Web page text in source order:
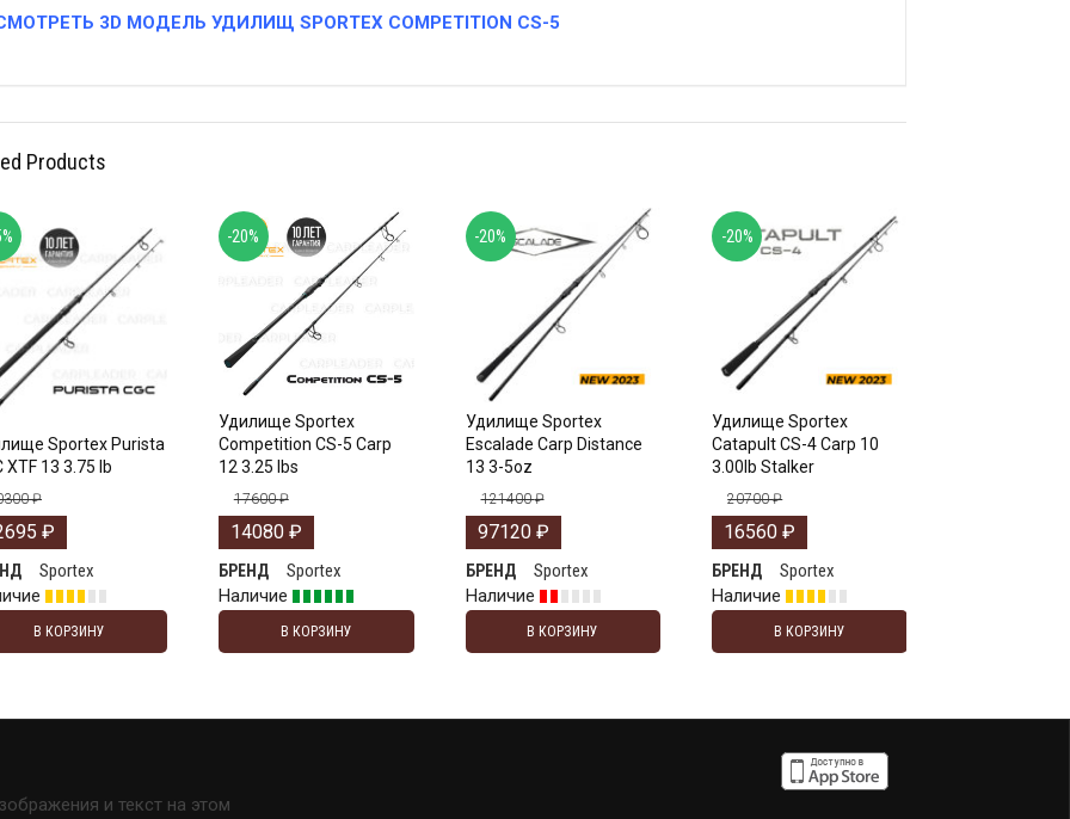
3D МОДЕЛЬ УДИЛИЩ SPORTEX COMPETITION CS-5
Products
Sportex Purista
XTF 13 3.75 lb
₽
₽
Sportex
В КОРЗИНУ
Удилище Sportex
Competition CS-5 Carp
12 3.25 lbs
17600₽
14080 ₽
БРЕНД
Sportex
Наличие
В КОРЗИНУ
-20%
Удилище Sportex
Escalade Carp Distance
13 3-5oz
121400₽
97120 ₽
БРЕНД
Sportex
Наличие
В КОРЗИНУ
-20%
Удилище Sportex
Catapult CS-4 Carp 10
3.00lb Stalker
20700₽
16560₽
БРЕНД
Sportex
Наличие
В КОРЗИНУ
-20%
и текст на этом